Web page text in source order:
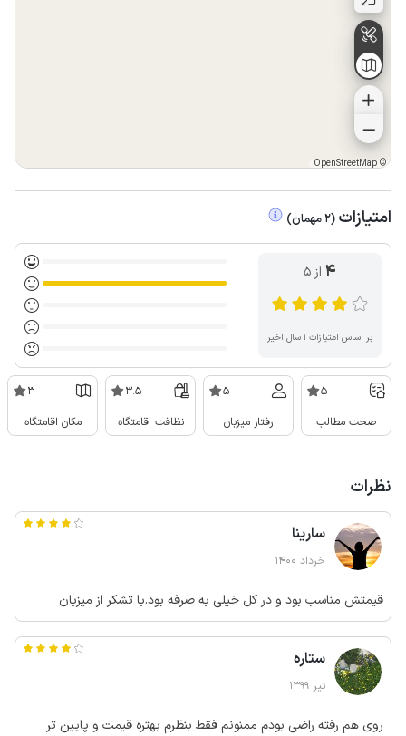
©
OpenStreetMap
امتیازات (
2مهمان)
4 از ۵
بر اساس امتیازات ۱ سال اخیر
5
صحت مطالب
5
رفتار میزبان
3.5
نظافت اقامتگاه
3
مکان اقامتگاه
نظرات
سارینا
خرداد 1400
قیمتش مناسب بود و در کل خیلی به صرفه بود.با تشکر از میزبان
ستاره
تیر 1399
روی هم رفته راضی بودم ممنونم فقط بنظرم بهتره قیمت و پایین تر